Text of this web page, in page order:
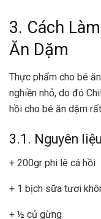
3. Cách
Ăn Dặm
Thực phẩm cho bé
nghiền nhỏ, do đó
hồi cho bé ăn dặm
3.1. Nguyên liệu
+ 200gr phi lê cá hồi
+ 1 bịch sữa tươi
+ ½ củ gừng